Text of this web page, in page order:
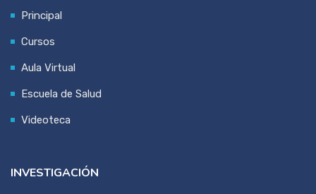
Principal
Cursos
Aula Virtual
Escuela de Salud
Videoteca
INVESTIGACIÓN